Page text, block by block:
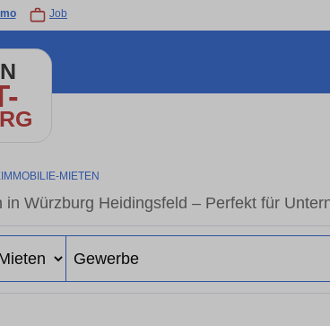
Job
MIETEN
Würzburg Heidingsfeld – Perfekt für